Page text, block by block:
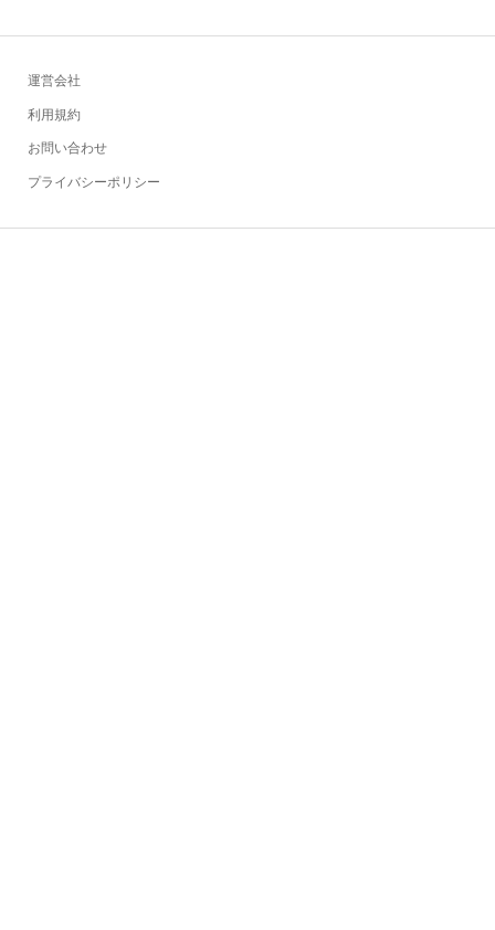
運営会社
利用規約
お問い合わせ
プライバシーポリシー